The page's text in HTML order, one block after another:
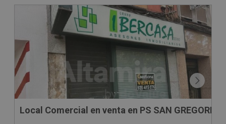
Local Comercial en venta en PS SAN GREGORIO ,